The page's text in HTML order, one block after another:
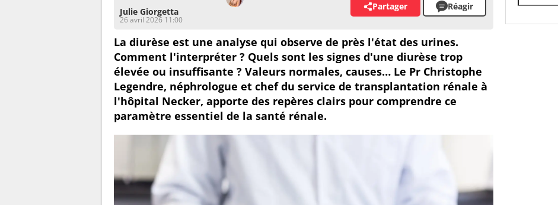
Julie Giorgetta
26 avril 2026 11:00
Partager Réagir
La diurèse est une analyse qui observe de près l'état des urines.
Comment l'interpréter ? Quels sont les signes d'une diurèse trop
élevée ou insuffisante ? Valeurs normales, causes… Le Pr Christophe
Legendre, néphrologue et chef du service de transplantation rénale à
l'hôpital Necker, apporte des repères clairs pour comprendre ce
paramètre essentiel de la santé rénale.